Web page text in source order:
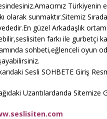
Türkiyenin
olarak sunmaktır.Sitemiz
güzel Arkadaşlık
farkı ile gurbetçi
sohbeti,eğlenceli oyun
Sesli SOHBETE Giriş
Uzantılardanda Sitemize